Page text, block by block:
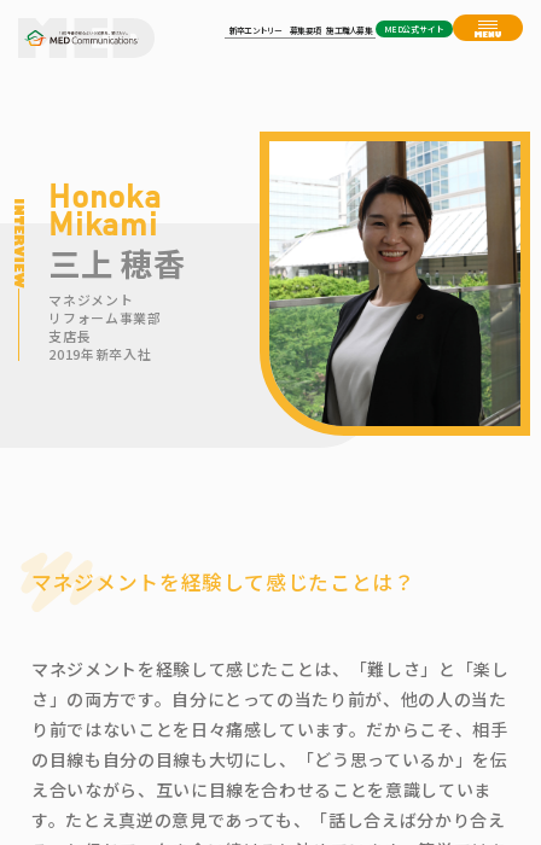
新卒エントリー 募集要項 施工職人募集 MED公式サイト
Honoka
Mikami
三上 穂香
マネジメント
リフォーム事業部
支店長
2019年新卒入社
マネジメントを経験して感じたことは？
マネジメントを経験して感じたことは、「難しさ」と「楽し
さ」の両方です。自分にとっての当たり前が、他の人の当た
り前ではないことを日々痛感しています。だからこそ、相手
の目線も自分の目線も大切にし、「どう思っているか」を伝
え合いながら、互いに目線を合わせることを意識していま
す。たとえ真逆の意見であっても、「話し合えば分かり合え